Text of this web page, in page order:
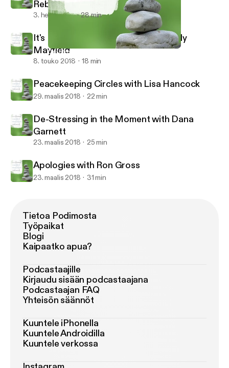
De-Stressing in the Moment with Dana Garnett
Southwest Conflict Resolution Network
Rebecca Arndt
3. heinä 2018 28 min
It's Not About the Money with Wendy
Mayfield
8. touko 2018 18 min
Peacekeeping Circles with Lisa Hancock
29. maalis 2018 22 min
De-Stressing in the Moment with Dana
Garnett
23. maalis 2018 25 min
Apologies with Ron Gross
23. maalis 2018 31 min
Tietoa Podimosta
Työpaikat
Blogi
Kaipaatko apua?
Podcastaajille
Kirjaudu sisään podcastaajana
Podcastaajan FAQ
Yhteisön säännöt
Kuuntele iPhonella
Kuuntele Androidilla
Kuuntele verkossa